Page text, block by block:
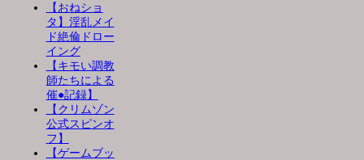
【おねショ
タ】淫乱メイ
ド絶倫ドロー
イング
【キモい調教
師たちによる
催●記録】
【クリムゾン
公式スピンオ
フ】
【ゲームブッ